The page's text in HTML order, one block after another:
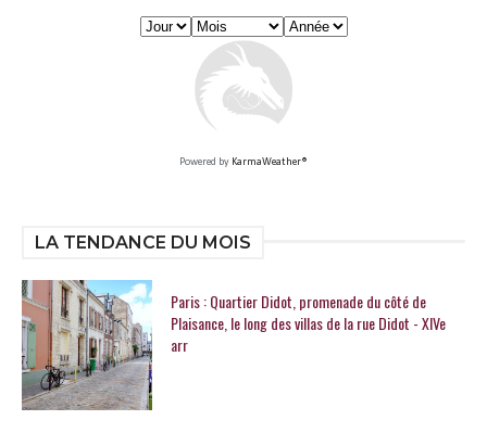
Powered by KarmaWeather®
LA TENDANCE DU MOIS
Paris : Quartier Didot, promenade du côté de
Plaisance, le long des villas de la rue Didot - XIVe
arr